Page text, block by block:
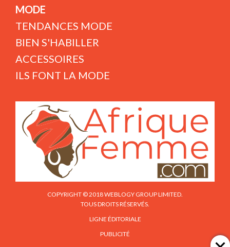
MODE
TENDANCES MODE
BIEN S'HABILLER
ACCESSOIRES
ILS FONT LA MODE
COPYRIGHT © 2018 WEBLOGY GROUP LIMITED.
TOUS DROITS RÉSERVÉS.
LIGNE ÉDITORIALE
PUBLICITÉ